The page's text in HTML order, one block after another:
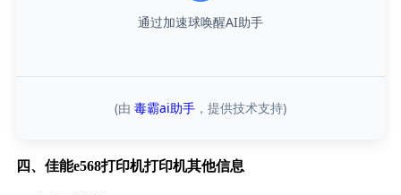
通过加速球唤醒AI助手
(由 毒霸ai助手 ，提供技术支持)
四、佳能e568打印机打印机其他信息